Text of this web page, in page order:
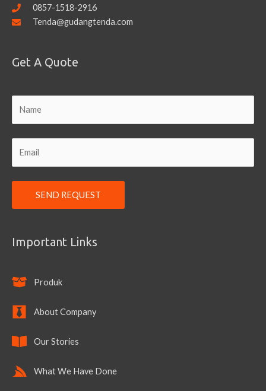
0857-1518-2916
Tenda@gudangtenda.com
Get A Quote
Important Links
Produk
About Company
Our Stories
What We Have Done